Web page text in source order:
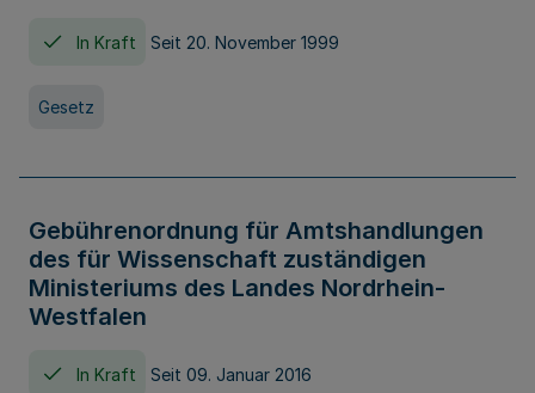
In Kraft Seit 20. November 1999
Gesetz
Gebührenordnung für Amtshandlungen
des für Wissenschaft zuständigen
Ministeriums des Landes Nordrhein-
Westfalen
In Kraft Seit 09. Januar 2016